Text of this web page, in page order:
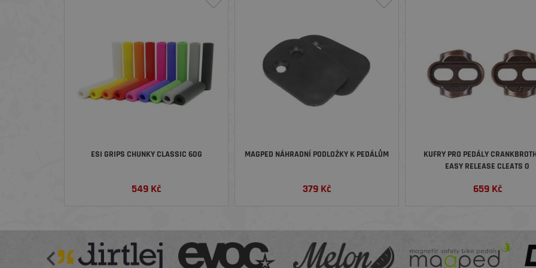
ESI GRIPS CHUNKY CLASSIC 60G
549 Kč
MAGPED NÁHRADNÍ PODLOŽKY K PEDÁLŮM
379 Kč
KUFRY PRO PEDÁLY
EASY RELEASE CLEATS 0
659Kč